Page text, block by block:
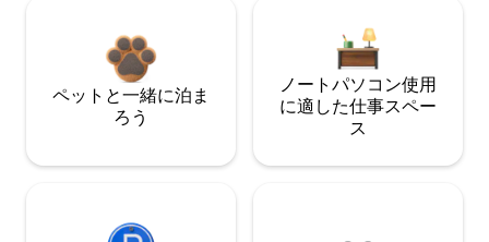
ペットと一緒に泊ま
ろう
ノートパソコン使用
に適した仕事スペー
ス